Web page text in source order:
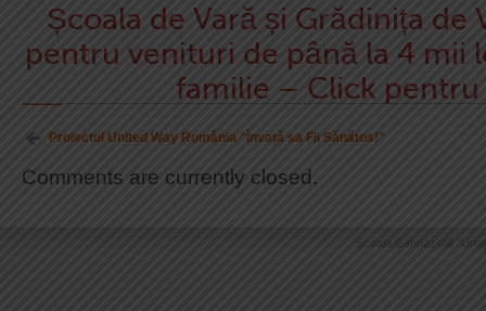
Școala de Vară și Grădinița de
pentru venituri de până la 4 mii
familie – Click
Proiectul United Way România ”Învață sa Fii Sănătos!”
Comments are currently closed.
Școala Gimnazială